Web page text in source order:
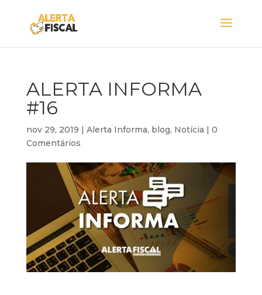
ALERTA INFORMA
#16
nov 29, 2019 | Alerta Informa, blog, Notícia | 0
Comentários